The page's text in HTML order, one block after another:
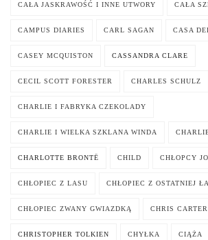
CAŁA JASKRAWOŚĆ I INNE UTWORY CAŁA
CAMPUS DIARIES CARL SAGAN CASA
CASEY MCQUISTON CASSANDRA CLARE
CECIL SCOTT FORESTER CHARLES SCHULZ
CHARLIE I FABRYKA CZEKOLADY
CHARLIE I WIELKA SZKLANA WINDA
CHARLOTTE BRONTË CHILD CHŁOPCY JO
CHŁOPIEC Z LASU CHŁOPIEC Z OSTATNIEJ
CHŁOPIEC ZWANY GWIAZDKĄ CHRIS CARTER
CHRISTOPHER TOLKIEN CHYŁKA CIĄŻA